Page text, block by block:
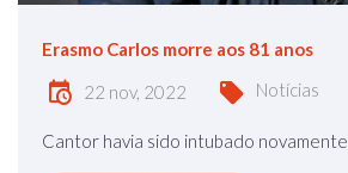
Erasmo Carlos morre aos 81 anos
22 nov, 2022 Notícias
Cantor havia sido intubado